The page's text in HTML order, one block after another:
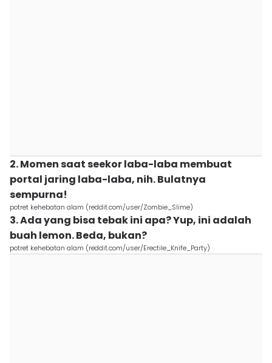
2. Momen saat seekor laba-laba membuat
portal jaring laba-laba, nih. Bulatnya
sempurna!
potret kehebatan alam (reddit.com/user/Zombie_Slime)
3. Ada yang bisa tebak ini apa? Yup, ini adalah
buah lemon. Beda, bukan?
potret kehebatan alam (reddit.com/user/Erectile_Knife_Party)